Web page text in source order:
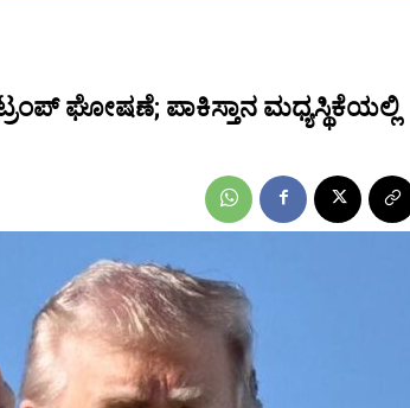
ಘೋಷಣೆ; ಪಾಕಿಸ್ತಾನ ಮಧ್ಯಸ್ಥಿಕೆಯಲ್ಲಿ